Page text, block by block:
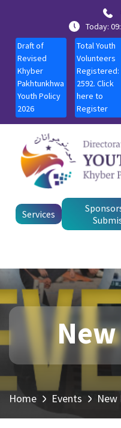
Today:
Draft of
Revised
Khyber
Pakhtunkhwa
Youth Policy
2026
Total Youth
Volunteers
Registered:
2592. Click
here to
Register
Services
Home Events New